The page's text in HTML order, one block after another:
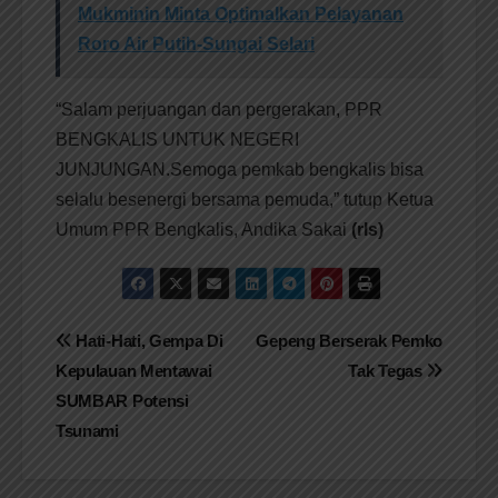
Mukminin Minta Optimalkan Pelayanan
Roro Air Putih-Sungai Selari
“Salam perjuangan dan pergerakan, PPR
BENGKALIS UNTUK NEGERI
JUNJUNGAN.Semoga pemkab bengkalis bisa
selalu besenergi bersama pemuda,” tutup Ketua
Umum PPR Bengkalis, Andika Sakai (rls)
Navigasi
pos
Gepeng Berserak Pemko
Tak Tegas
Hati-Hati, Gempa Di
Kepulauan Mentawai
SUMBAR Potensi
Tsunami